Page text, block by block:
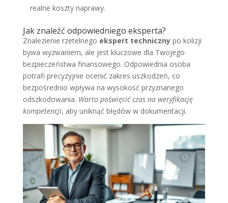
realne koszty naprawy.
Jak znaleźć odpowiedniego eksperta?
Znalezienie rzetelnego ekspert technicznypo kolizji
bywa wyzwaniem, ale jest kluczowe dla Twojego
bezpieczeństwa finansowego. Odpowiednia osoba
potrafi precyzyjnie ocenić zakres uszkodzeń, co
bezpośrednio wpływa na wysokość przyznanego
odszkodowania. Warto poświęcić czas na weryfikację
kompetencji, aby uniknąć błędów w dokumentacji.